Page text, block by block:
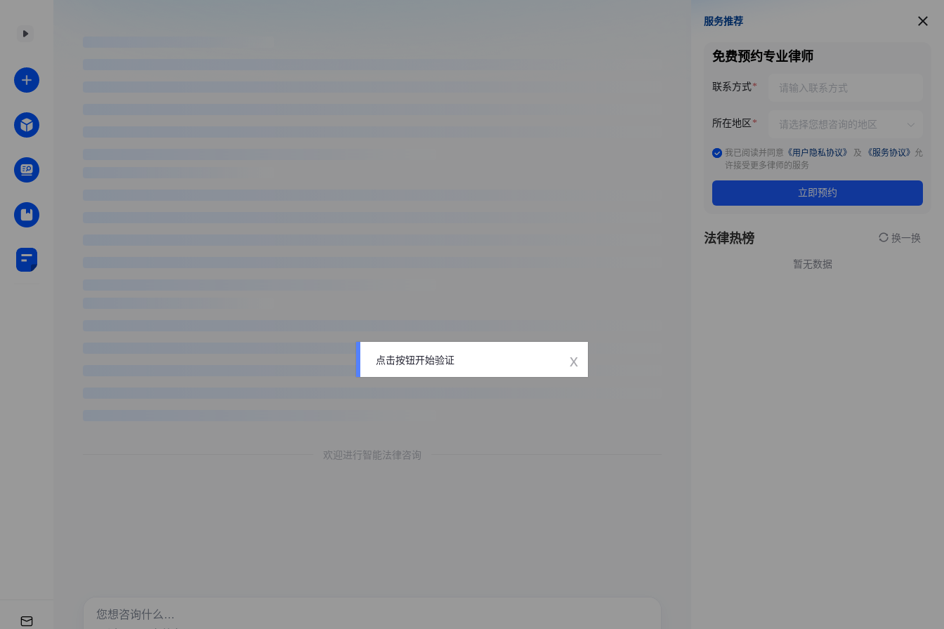
欢迎进行智能法律咨询
服务推荐
服务推荐
免费预约专业律师
联系方式
所在地区
我已阅读并同意 《用户隐私协议》 及 《服务协议》 允
许接受更多律师的服务
立即预约
法律热榜 换一换
暂无数据
点击按钮开始验证 x